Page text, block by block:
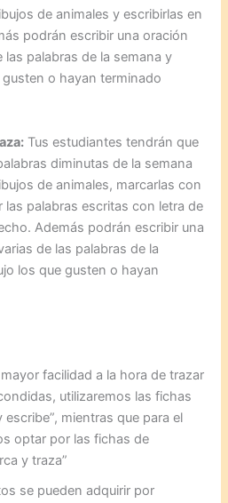
de animales y escribirlas en
podrán escribir una oración
palabras de la semana y
o hayan terminado
Tus estudiantes tendrán que
diminutas de la semana
de animales, marcarlas con
las palabras escritas con letra de
Además podrán escribir una
de las palabras de la
los que gusten o hayan
facilidad a la hora de trazar
utilizaremos las fichas
escribe”, mientras que para el
optar por las fichas de
y traza”
se pueden adquirir por